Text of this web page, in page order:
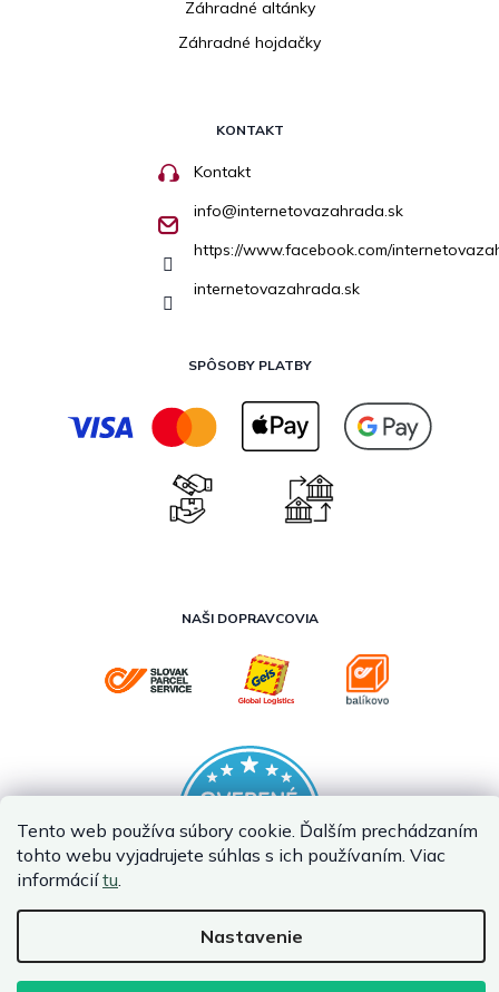
Tento web používa súbory cookie. Ďalším prechádzaním
tohto webu vyjadrujete súhlas s ich používaním. Viac
informáciítu.
Nastavenie
Záhradné altánky
Záhradné hojdačky
KONTAKT
Kontakt
info@internetovazahrada.sk
https://www.facebook.com/
internetovazahrada.sk
SPÔSOBY PLATBY
NAŠI DOPRAVCOVIA
Vytvoril Shoptet Premium